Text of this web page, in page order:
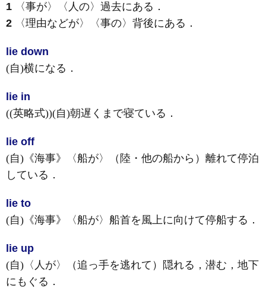
1 〈事が〉〈人の〉過去にある ．
2 〈理由などが〉〈事の〉背後にある ．
lie down
(自)横になる ．
lie in
((英略式))(自)朝遅くまで寝ている ．
lie off
(自) 《海事》
〈船が〉（陸・他の船から）離れて停泊
している ．
lie to
(自) 《海事》 〈船が〉船首を風上に向けて停船する ．
lie up
(自) 〈人が〉（追っ手を逃れて）隠れる，潜む，地下
にもぐる ．